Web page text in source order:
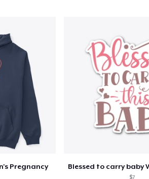
Pregnancy
$7
Classic Crew
US$ 26,99
Unisex
US$ 40,99
Comfort Tee
US$ 23,99